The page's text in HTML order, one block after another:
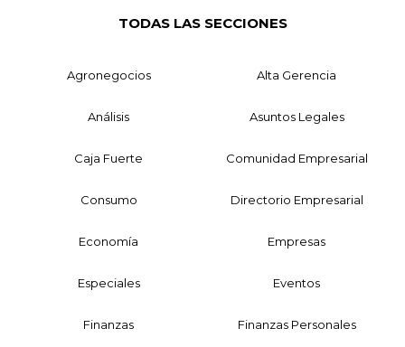
TODAS LAS SECCIONES
Agronegocios Alta Gerencia
Análisis Asuntos Legales
Caja Fuerte Comunidad Empresarial
Consumo Directorio Empresarial
Economía Empresas
Especiales Eventos
Finanzas Finanzas Personales